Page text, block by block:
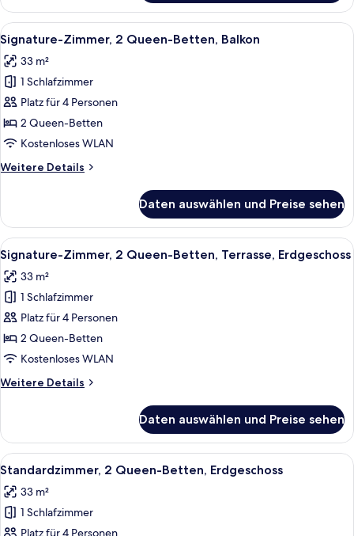
Zimmer,
1 King-
Bett,
Balkon
Alle
Fotos
für
Signature-
Zimmer,
2 Queen-
Betten,
anzeigen
Schreibtisch, laptopgeeigneter
7
Signature-Zimmer, 2 Queen-Betten, Balkon
33 m²
1 Schlafzimmer
Platz für 4 Personen
2 Queen-Betten
Kostenloses WLAN
Weitere Details
Weitere
Zimmer,
2 Queen-
Betten,
Balkon
Daten auswählen und Preise sehen
Alle
Fotos
für
Signature-
Zimmer,
2 Queen-
Betten,
Erdgeschoss
Schreibtisch, laptopgeeigneter
8
Signature-Zimmer, 2 Queen-Betten, Terrasse, Erdgeschoss
33 m²
1 Schlafzimmer
Platz für 4 Personen
2 Queen-Betten
Kostenloses WLAN
Weitere Details
Weitere
Zimmer,
2 Queen-
Betten,
Erdgeschoss
Daten auswählen und Preise sehen
Alle
Fotos
für
Standardzimmer,
Standardzimmer, 2 Queen-Betten,
6
Standardzimmer, 2 Queen-Betten, Erdgeschoss
33 m²
1 Schlafzimmer
Platz für 4 Personen